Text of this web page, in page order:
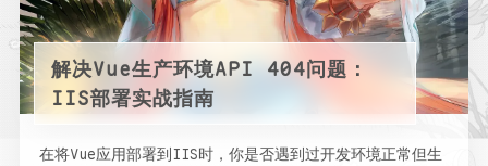
解决Vue生产环境API 404问题：
IIS部署实战指南
在将Vue应用部署到IIS时，你是否遇到过开发环境正常但生